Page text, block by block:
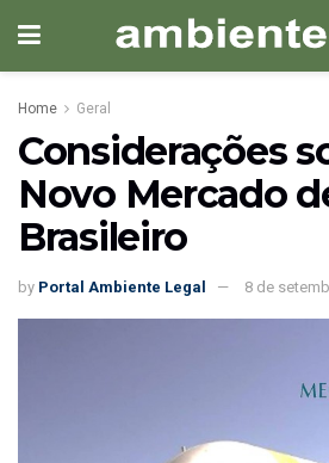
Home Geral
Considerações
Novo Mercado
Brasileiro
by Portal Ambiente Legal 8 de